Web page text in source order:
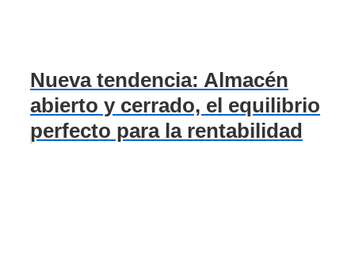
Nueva tendencia: Almacén
abierto y cerrado, el equilibrio
perfecto para la rentabilidad